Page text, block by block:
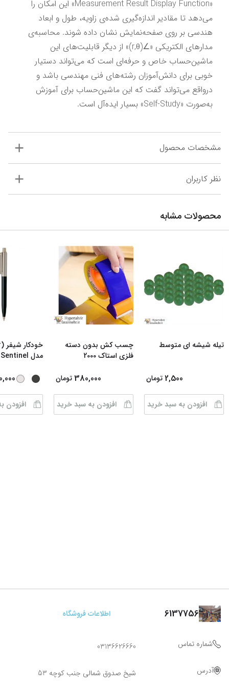
به‌صورت «Self-Study» بسیار ایده‌آل است.
مشخصات محصول
نظر کاربران
محصولات مشابه
تیله شیشه ای متوسط
2,500 تومان
افزودن به سبد خرید
چسب کش بدون دسته
فلزی استاک 2000
380,000 تومان
افزودن به سبد خرید
مدل Sentinel رن
افزودن
6137756 اطلاعات فروشگاه
شماره تماس 03136626660
آدرس شیخ صدوق شمالی جنب کوچه 53